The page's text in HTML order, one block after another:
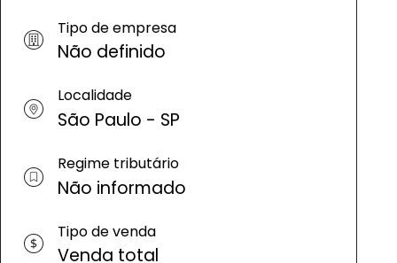
Tipo de empresa
Não definido
Localidade
São Paulo - SP
Regime tributário
Não informado
Tipo de venda
Venda total